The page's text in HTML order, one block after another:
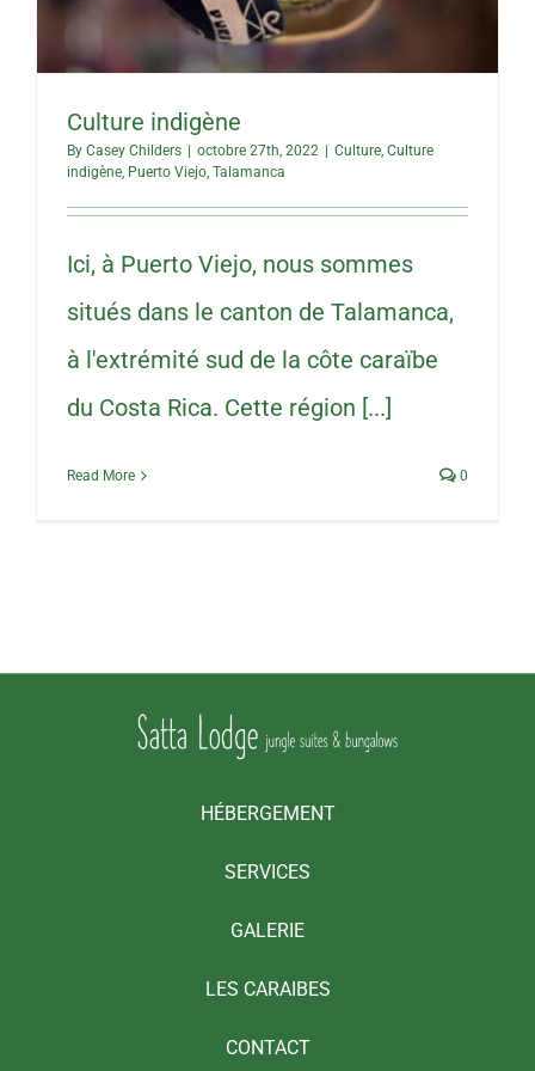
Culture indigène
By Casey Childers | octobre 27th, 2022 | Culture Culture
indigène Puerto Viejo Talamanca
Ici, à Puerto Viejo, nous sommes
situés dans le canton de Talamanca,
à l'extrémité sud de la côte caraïbe
du Costa Rica. Cette région [...]
Read More 0
HÉBERGEMENT
SERVICES
GALERIE
LES CARAIBES
CONTACT